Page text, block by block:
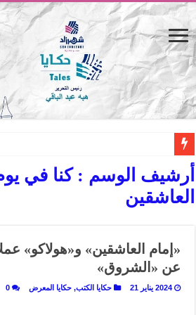
القاهرة «ألف ليلة وليلة».. كيف يتحول المكان
القاهرة «ألف ليلة وليلة».. كيف يتحول المكان إلى
حين يتنفس الحجر.. المكان كبطل في أدب مريم عبد
«كوم النور».. ريم بسيوني تُعيد الخديوي المنسي
الأدب والساحرة المستديرة.. كيف قرأت الكتب
أرشيف الوسم :كنا في
العاشقين
«إمام العاشقين» و«هولاكو»
عن «الشروق»
2024 يناير 21 حكايا الكتب, حكايا المعرض 0